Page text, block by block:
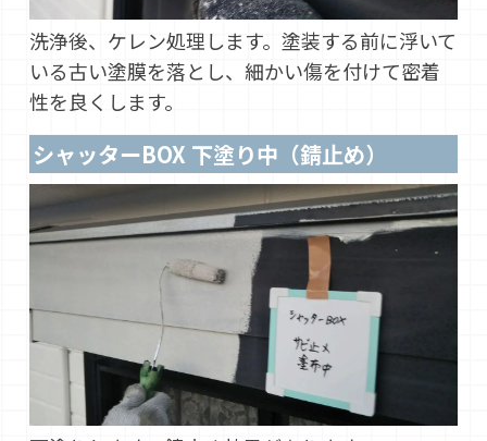
洗浄後、ケレン処理します。塗装する前に浮いて
いる古い塗膜を落とし、細かい傷を付けて密着
性を良くします。
シャッターBOX 下塗り中（錆止め）